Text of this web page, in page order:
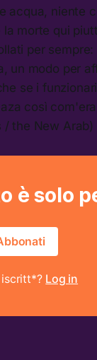
acqua, niente
morte qui
per
un modo per
se i
così
/ the New Arab)
è solo
iscritt*? Log in